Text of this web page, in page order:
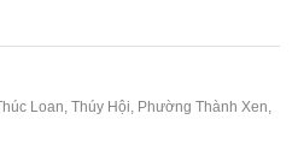
Loan, Thúy Hội, Phường Thành Xen,